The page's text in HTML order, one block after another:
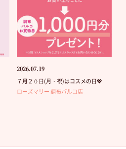
2026.07.19
７月２０日(月・祝)はコスメの日💖
ローズマリー 調布パルコ店